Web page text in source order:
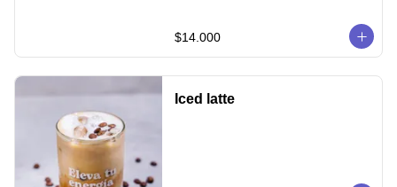
$14.000
Iced latte